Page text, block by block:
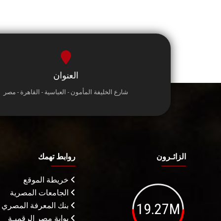
العنوان
شارع الخليفة المأمون - العباسية - القاهرة - مصر
الزائـرون
19.27M
روابط تهمك
خريطة الموقع
الجامعات المصرية
بنك المعرفة المصري
بوابة مصر الرقميـة